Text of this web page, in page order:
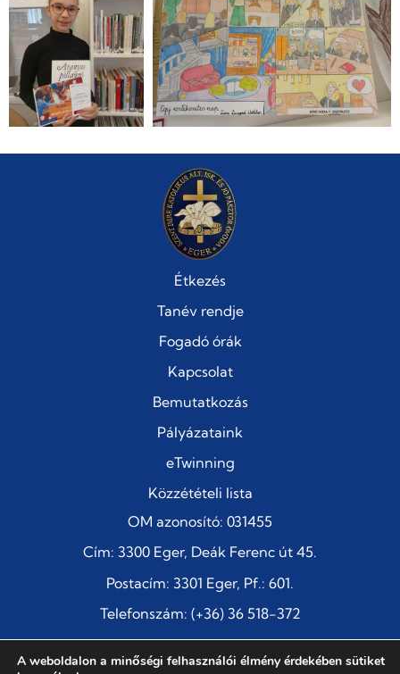
Étkezés
Tanév rendje
Fogadó órák
Kapcsolat
Bemutatkozás
Pályázataink
eTwinning
Közzétételi lista
OM azonosító: 031455
Cím: 3300 Eger, Deák Ferenc út 45.
Postacím: 3301 Eger, Pf.: 601.
Telefonszám: (+36) 36 518-372
E-mail:titkarsag@szentimre-eger.edu.hu
A weboldalon a minőségi felhasználói élmény érdekében sütiket